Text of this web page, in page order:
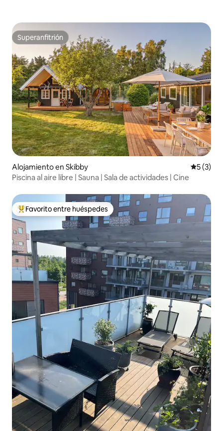
Superanfitrión
Superanfitrión
Alojamiento en Skibby
5 (3)
Piscina al aire libre | Sauna | Sala de actividades | Cine
Favorito entre huéspedes preferido
Favorito entre huéspedes